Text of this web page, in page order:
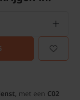
, met een C02